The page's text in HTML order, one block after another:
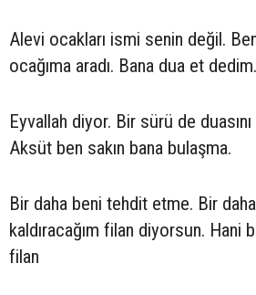
Alevi ocakları ismi senin değil.
ocağıma aradı. Bana dua et dedim.
Eyvallah diyor. Bir sürü de
Aksüt ben sakın bana bulaşma.
Bir daha beni tehdit etme. Bir
kaldıracağım filan diyorsun. Hani
filan